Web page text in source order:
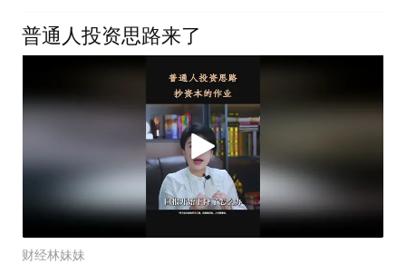
普通人投资思路来了
财经林妹妹